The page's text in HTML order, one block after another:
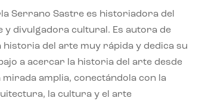
Serrano Sastre es historiadora del
y divulgadora cultural. Es autora de
historia del arte muy rápida y dedica su
a acercar la historia del arte desde
mirada amplia, conectándola con la
la cultura y el arte